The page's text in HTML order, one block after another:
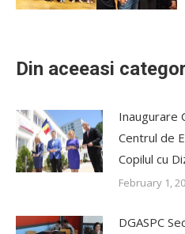
Din aceeasi
Inaugurare
Centrul de
Copilul cu
February 1,
DGASPC